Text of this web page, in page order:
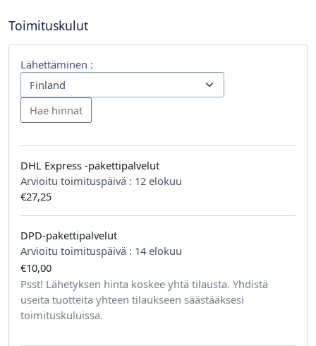
Toimituskulut
Lähettäminen :
DHL Express -pakettipalvelut
Arvioitu toimituspäivä : 12 elokuu
€27,25
DPD-pakettipalvelut
Arvioitu toimituspäivä : 14 elokuu
€10,00
Psst! Lähetyksen hinta koskee yhtä tilausta. Yhdistä
useita tuotteita yhteen tilaukseen säästääksesi
toimituskuluissa.